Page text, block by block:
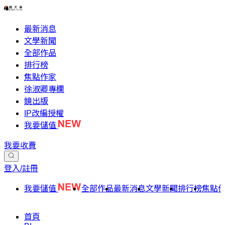
最新消息
文學新聞
全部作品
排行榜
焦點作家
徐淑卿專欄
鏡出版
IP改編授權
我要儲值
我要收費
登入/註冊
我要儲值 全部作品最新消息文學新聞排行榜焦點
首頁